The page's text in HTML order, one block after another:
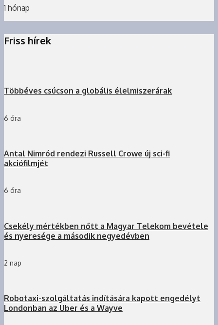
1 hónap
Friss hírek
Többéves csúcson a globális élelmiszerárak
6 óra
Antal Nimród rendezi Russell Crowe új sci-fi
akciófilmjét
6 óra
Csekély mértékben nőtt a Magyar Telekom bevétele
és nyeresége a második negyedévben
2 nap
Robotaxi-szolgáltatás indítására kapott engedélyt
Londonban az Uber és a Wayve